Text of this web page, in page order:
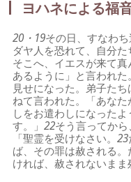
ヨハネによる福
20・19その日、すなわ
ダヤ人を恐れて、自分た
そこへ、イエスが来て
あるように」と言われた
見せになった。弟子た
ねて言われた。「あな
しをお遣わしになった
す。」22そう言ってから
「聖霊を受けなさい。23
ば、その罪は赦される
ければ、赦されないまま